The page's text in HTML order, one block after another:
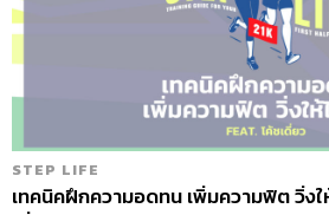
เนื่องจากผมต้องไปทำงานต่างประเทศ
วิ่งที่สิงคโปร์ เลยหาโอกาสไปร่วม จา
วิ่งขึ้นภูเขากลางป่าสน สวยมาก ส่วนง
การวิ่งมาราธอนคือ ลอนดอนมาราธอ
นักวิ่งมาก รถไฟก็ขึ้นฟรี ไปที่ไหนคนก็
ทั้งที่ไม่รู้จักกัน ทุกคนให้กำลังใจ แม้แต่
STEP LIFE
เทคนิคฝึกความอดทน เพิ่มความฟิต วิ่ง